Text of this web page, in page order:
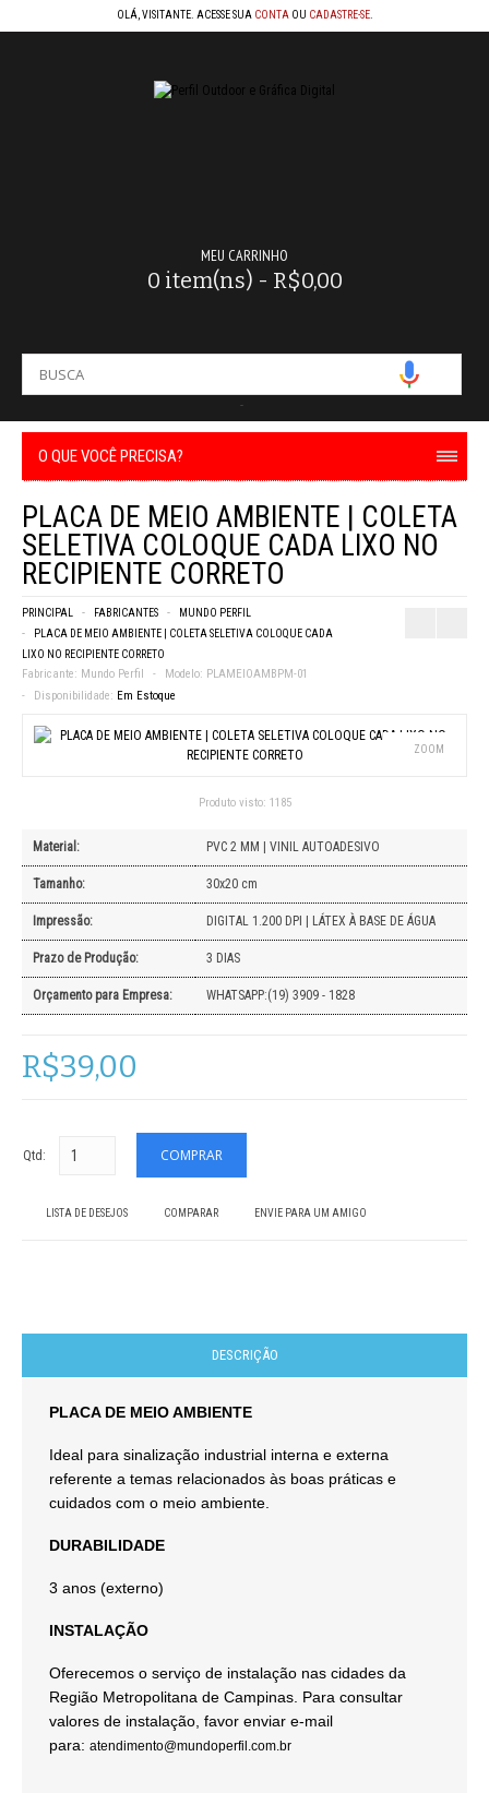
OLÁ, VISITANTE. ACESSE SUA CONTA OU CADASTRE-SE.
MEU CARRINHO
0 item(ns) - R$0,00
-
O QUE VOCÊ PRECISA?
PLACA DE MEIO AMBIENTE | COLETA
SELETIVA COLOQUE CADA LIXO NO
RECIPIENTE CORRETO
PRINCIPAL FABRICANTES
MUNDO PERFIL
PLACA DE MEIO AMBIENTE | COLETA SELETIVA COLOQUE CADA
LIXO NO RECIPIENTE CORRETO
Fabricante: Mundo Perfil Modelo: PLAMEIOAMBPM-01
Disponibilidade: Em Estoque
ZOOM
Produto visto: 1185
Material: PVC 2 MM | VINIL AUTOADESIVO
Tamanho: 30x20 cm
Impressão: DIGITAL 1.200 DPI | LÁTEX À BASE DE ÁGUA
Prazo de Produção: 3 DIAS
Orçamento para Empresa: WHATSAPP:(19) 3909 - 1828
R$39,00
Qtd:
LISTA DE DESEJOS COMPARAR ENVIE PARA UM AMIGO
DESCRIÇÃO
PLACA DE MEIO AMBIENTE
Ideal para sinalização industrial interna e externa
referente a temas relacionados às boas práticas e
cuidados com o meio ambiente.
DURABILIDADE
3 anos (externo)
INSTALAÇÃO
Oferecemos o serviço de instalação nas cidades da
Região Metropolitana de Campinas. Para consultar
valores de instalação, favor enviar e-mail
para: atendimento@mundoperfil.com.br